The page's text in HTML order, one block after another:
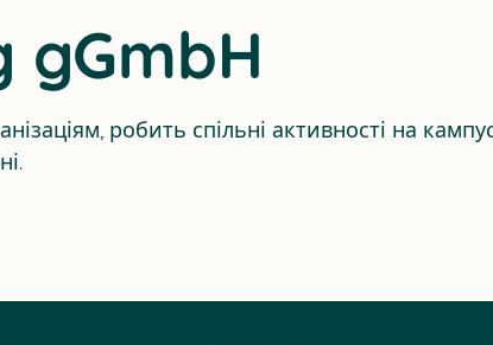
gGmbH
робить спільні активності на